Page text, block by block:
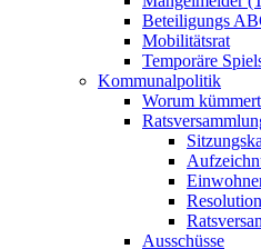
Beteiligungs
Mobilitätsrat
Temporäre
Kommunalpolitik
Worum
Ausschüsse